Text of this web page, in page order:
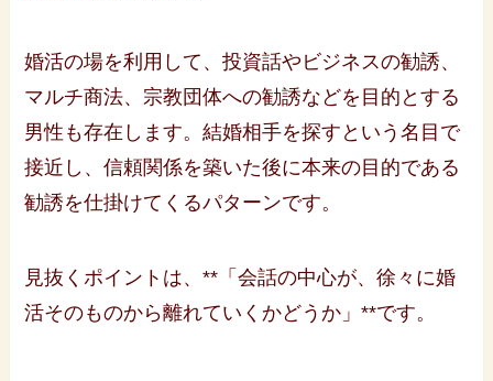
婚活の場を利用して、投資話やビジネスの勧誘、
マルチ商法、宗教団体への勧誘などを目的とする
男性も存在します。結婚相手を探すという名目で
接近し、信頼関係を築いた後に本来の目的である
勧誘を仕掛けてくるパターンです。
見抜くポイントは、**「会話の中心が、徐々に婚
活そのものから離れていくかどうか」**です。